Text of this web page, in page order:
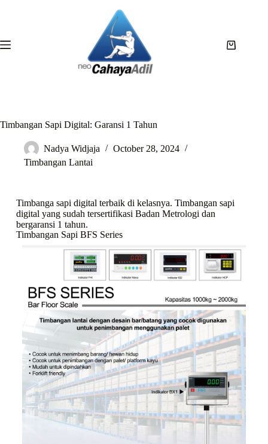
Timbangan Sapi Digital: Garansi 1 Tahun
Nadya Widjaja
October 28, 2024
Timbangan Lantai
Timbanga sapi digital terbaik di kelasnya. Timbangan sapi
digital yang sudah tersertifikasi Badan Metrologi dan
bergaransi 1 tahun.
Timbangan Sapi BFS Series